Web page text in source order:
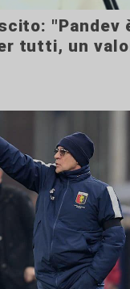
"Pandev
tutti, un